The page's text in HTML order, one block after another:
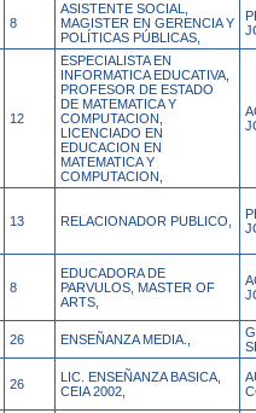
8
ASISTENTE SOCIAL,
MAGISTER EN GERENCIA Y
POLÍTICAS PÚBLICAS,
12
ESPECIALISTA EN
INFORMATICA EDUCATIVA,
PROFESOR DE ESTADO
DE MATEMATICA Y
COMPUTACION,
LICENCIADO EN
EDUCACION EN
MATEMATICA Y
COMPUTACION,
13 RELACIONADOR PUBLICO,
8
EDUCADORA DE
PARVULOS, MASTER OF
ARTS,
26 ENSEÑANZA MEDIA.,
26
LIC. ENSEÑANZA BASICA,
CEIA 2002,